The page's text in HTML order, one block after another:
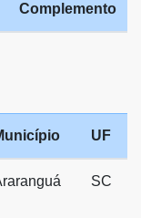
Complemento
UF
SC